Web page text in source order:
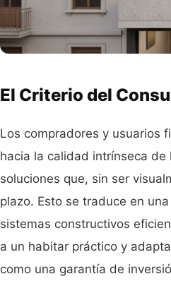
El Criterio del
Los compradores y usuarios
hacia la calidad intrínseca
soluciones que, sin ser
plazo. Esto se traduce en
sistemas constructivos
a un habitar práctico y
como una garantía de